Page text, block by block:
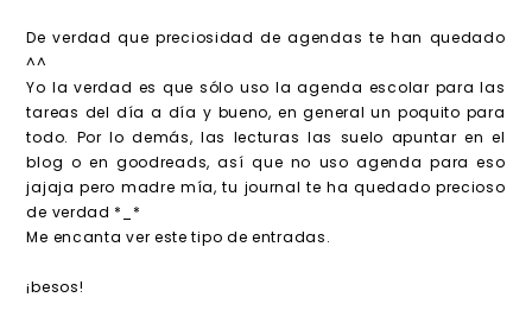
De verdad que preciosidad de agendas te han quedado
^^
Yo la verdad es que sólo uso la agenda escolar para las
tareas del día a día y bueno, en general un poquito para
todo. Por lo demás, las lecturas las suelo apuntar en el
blog o en goodreads, así que no uso agenda para eso
jajaja pero madre mía, tu journal te ha quedado precioso
de verdad *_*
Me encanta ver este tipo de entradas.
¡besos!